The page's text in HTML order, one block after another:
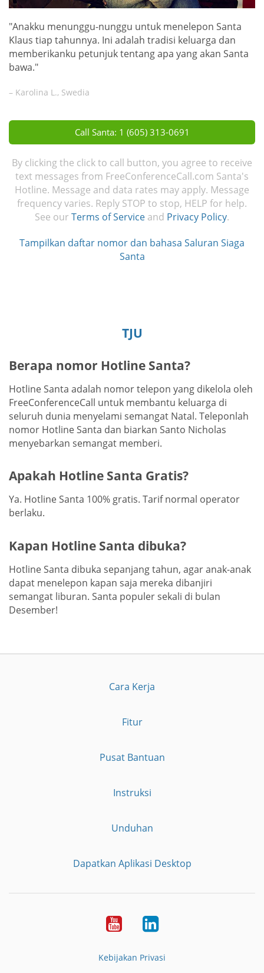
"Anakku menunggu-nunggu untuk menelepon Santa
Klaus tiap tahunnya. Ini adalah tradisi keluarga dan
memberikanku petunjuk tentang apa yang akan Santa
bawa."
– Karolina L., Swedia
Call Santa: 1 (605) 313-0691
By clicking the click to call button, you agree to receive
text messages from FreeConferenceCall.com Santa's
Hotline. Message and data rates may apply. Message
frequency varies. Reply STOP to stop, HELP for help.
See our Terms of Service and Privacy Policy.
Tampilkan daftar nomor dan bahasa Saluran Siaga
Santa
TJU
Berapa nomor Hotline Santa?
Hotline Santa adalah nomor telepon yang dikelola oleh
FreeConferenceCall untuk membantu keluarga di
seluruh dunia menyelami semangat Natal. Teleponlah
nomor Hotline Santa dan biarkan Santo Nicholas
menyebarkan semangat memberi.
Apakah Hotline Santa Gratis?
Ya. Hotline Santa 100% gratis. Tarif normal operator
berlaku.
Kapan Hotline Santa dibuka?
Hotline Santa dibuka sepanjang tahun, agar anak-anak
dapat menelepon kapan saja mereka dibanjiri
semangat liburan. Santa populer sekali di bulan
Desember!
Cara Kerja
Fitur
Pusat Bantuan
Instruksi
Unduhan
Dapatkan Aplikasi Desktop
YouTubeLinkedIn
Kebijakan Privasi